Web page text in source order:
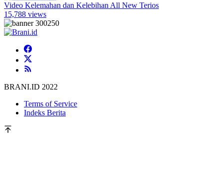
Video Kelemahan dan Kelebihan All New Terios
15,788 views
BRANI.ID 2022
Terms of Service
Indeks Berita